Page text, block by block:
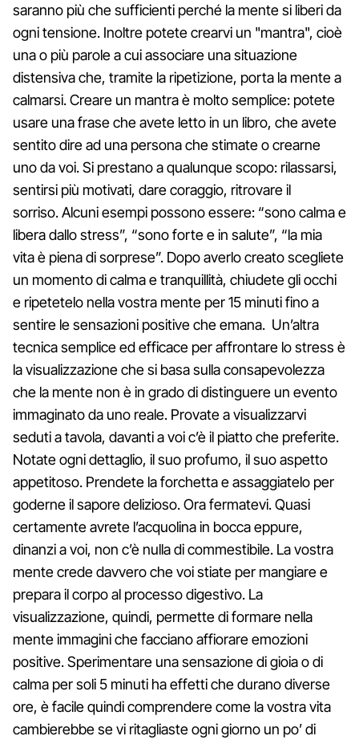
saranno più che sufficienti perché la mente si liberi da
ogni tensione. Inoltre potete crearvi un "mantra", cioè
una o più parole a cui associare una situazione
distensiva che, tramite la ripetizione, porta la mente a
calmarsi. Creare un mantra è molto semplice: potete
usare una frase che avete letto in un libro, che avete
sentito dire ad una persona che stimate o crearne
uno da voi. Si prestano a qualunque scopo: rilassarsi,
sentirsi più motivati, dare coraggio, ritrovare il
sorriso. Alcuni esempi possono essere: “sono calma e
libera dallo stress”, “sono forte e in salute”, “la mia
vita è piena di sorprese”. Dopo averlo creato scegliete
un momento di calma e tranquillità, chiudete gli occhi
e ripetetelo nella vostra mente per 15 minuti fino a
sentire le sensazioni positive che emana. Un’altra
tecnica semplice ed efficace per affrontare lo stress è
la visualizzazione che si basa sulla consapevolezza
che la mente non è in grado di distinguere un evento
immaginato da uno reale. Provate a visualizzarvi
seduti a tavola, davanti a voi c’è il piatto che preferite.
Notate ogni dettaglio, il suo profumo, il suo aspetto
appetitoso. Prendete la forchetta e assaggiatelo per
goderne il sapore delizioso. Ora fermatevi. Quasi
certamente avrete l’acquolina in bocca eppure,
dinanzi a voi, non c’è nulla di commestibile. La vostra
mente crede davvero che voi stiate per mangiare e
prepara il corpo al processo digestivo. La
visualizzazione, quindi, permette di formare nella
mente immagini che facciano affiorare emozioni
positive. Sperimentare una sensazione di gioia o di
calma per soli 5 minuti ha effetti che durano diverse
ore, è facile quindi comprendere come la vostra vita
cambierebbe se vi ritagliaste ogni giorno un po’ di